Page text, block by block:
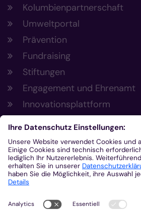
Kolumbienpartnerschaft
Umweltportal
Prävention
Fundraising
Stiftungen
Engagement und Ehrenamt
Innovationsplattform
Aus der Plattform
Nachrichten
Veranstaltungen
Gottesdienste
Stellenangebote